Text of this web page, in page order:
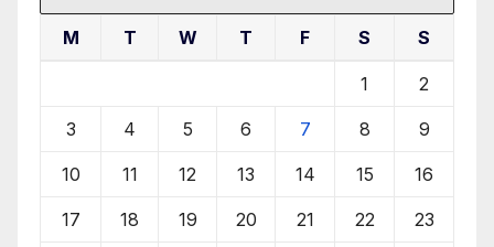
M T W T F S S
1 2
3 4 5 6 7 8 9
10 11 12 13 14 15 16
17 18 19 20 21 22 23